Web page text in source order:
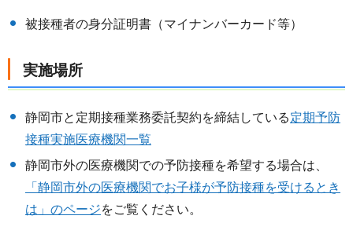
被接種者の身分証明書（マイナンバーカード等）
実施場所
静岡市と定期接種業務委託契約を締結している定期予防
接種実施医療機関一覧
静岡市外の医療機関での予防接種を希望する場合は、
「静岡市外の医療機関でお子様が予防接種を受けるとき
は」のページをご覧ください。